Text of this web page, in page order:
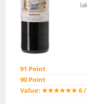
91 Point
90 Point
Value: ★★★★★★ 6 /